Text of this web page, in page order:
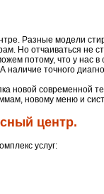
Разные модели
Но отчаиваться не
потому, что у нас в
точного
новой современной
новому меню и
центр.
услуг: